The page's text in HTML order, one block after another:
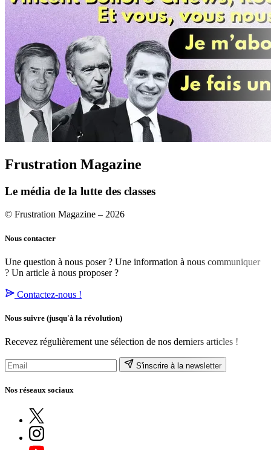
Frustration Magazine
Le média de la lutte des classes
© Frustration Magazine – 2026
Nous contacter
Une question à nous poser ? Une information à nous communiquer
? Un article à nous proposer ?
Contactez-nous !
Nous suivre (jusqu'à la révolution)
Recevez régulièrement une sélection de nos derniers articles !
S'inscrire à la newsletter
Nos réseaux sociaux